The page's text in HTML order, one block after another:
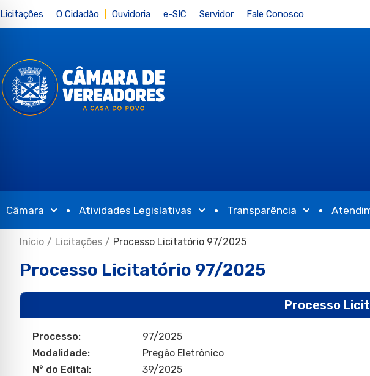
Licitações O Cidadão Ouvidoria e-SIC Servidor Fale Conosco
Câmara Atividades Legislativas Transparência
Início / Licitações / Processo Licitatório 97/2025
Processo Licitatório 97/2025
Processo
Processo:
97/2025
Modalidade:
Pregão Eletrônico
N° do Edital:
39/2025